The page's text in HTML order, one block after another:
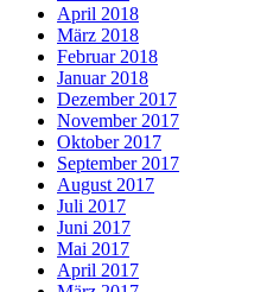
April 2018
März 2018
Februar 2018
Januar 2018
Dezember 2017
November 2017
Oktober 2017
September 2017
August 2017
Juli 2017
Juni 2017
Mai 2017
April 2017